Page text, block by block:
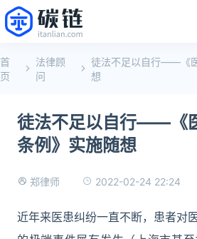
首
页
法律顾
问
徒法不足以自行——《
想
徒法不足以自行——《
条例》实施随想
郑律师 2022-02-24 22:24
近年来医患纠纷一直不断，患者对